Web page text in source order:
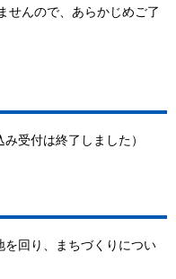
せんので、あらかじめご了
受付は終了しました）
回り、まちづくりについ